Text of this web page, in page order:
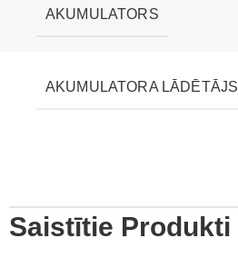
AKUMULATORS
AKUMULATORA LĀDĒTĀJS
Saistītie Produkti